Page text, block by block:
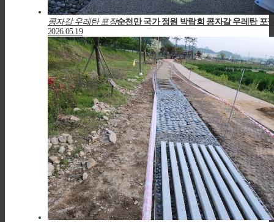
콩자갈 우레탄 포장순천만 국가 정원 박람회 콩자갈 우레탄 포
2026.05.19